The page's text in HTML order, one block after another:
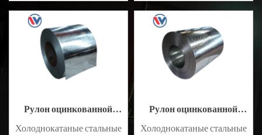
окрашенный
оцинкованный стальной
лист SECC SPCC SECD SPCD
SECE SPCE SECC N2 SECC N4
оцинкованный стальной
лист SECC SPCC SECD SPCD
SECE SPCE SECC N2 SECC N4
Рулон оцинкованной
стали SGH400
Холоднокатаные стальные
Рулон оцинкованной
стали SGH340
Холоднокатаные стальные